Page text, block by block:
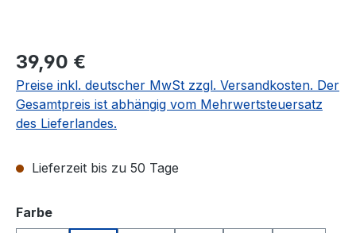
Regulärer Preis:
39,90 €
Preise inkl. deutscher MwSt zzgl. Versandkosten. Der
Gesamtpreis ist abhängig vom Mehrwertsteuersatz
des Lieferlandes.
Lieferzeit bis zu 50 Tage
Farbeauswählen